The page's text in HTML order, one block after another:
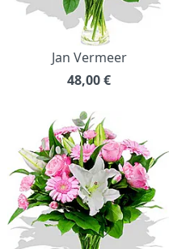
Jan Vermeer
48,00€